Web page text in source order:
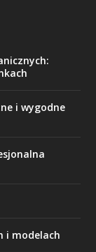
i wygodne
i modelach